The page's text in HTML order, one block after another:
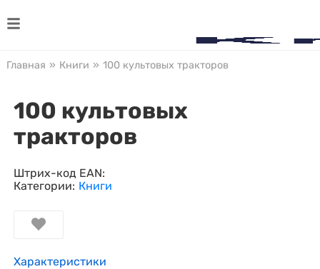
Главная » Книги » 100 культовых тракторов
100 культовых
тракторов
Штрих-код EAN:
Категории: Книги
Характеристики